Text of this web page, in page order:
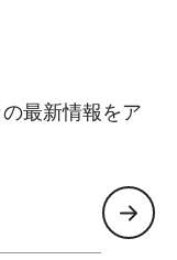
最新情報をア